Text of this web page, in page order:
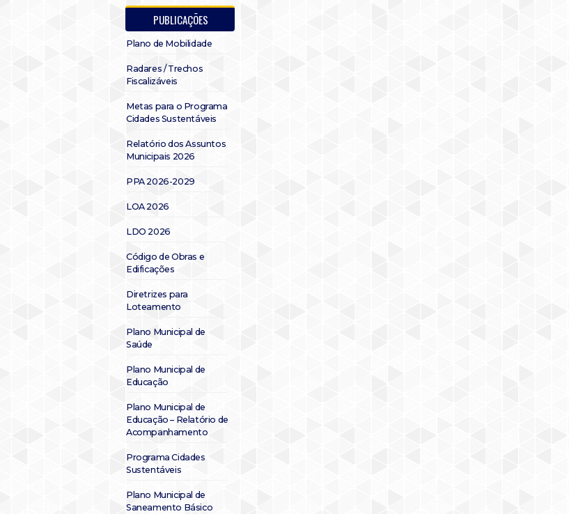
PUBLICAÇÕES
Plano de Mobilidade
Radares / Trechos
Fiscalizáveis
Metas para o Programa
Cidades Sustentáveis
Relatório dos Assuntos
Municipais 2026
PPA 2026-2029
LOA 2026
LDO 2026
Código de Obras e
Edificações
Diretrizes para
Loteamento
Plano Municipal de
Saúde
Plano Municipal de
Educação
Plano Municipal de
Educação – Relatório de
Acompanhamento
Programa Cidades
Sustentáveis
Plano Municipal de
Saneamento Básico